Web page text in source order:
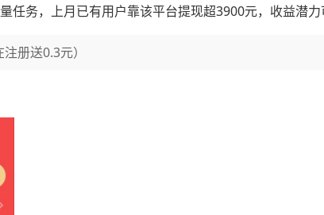
任务，上月已有用户靠该平台提现超3900元，收益潜
注册送0.3元）